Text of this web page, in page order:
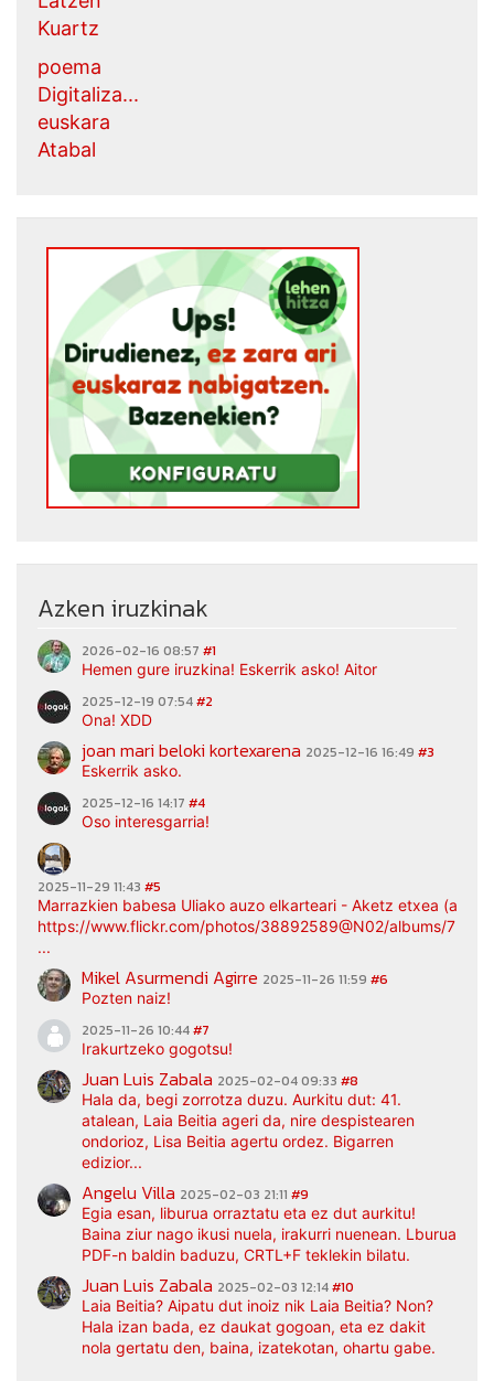
Kuartz
poema
Digitaliza...
euskara
Atabal
Azken iruzkinak
2026-02-16 08:57 #1
Hemen gure iruzkina! Eskerrik asko! Aitor
2025-12-19 07:54#2
Ona! XDD
joan mari beloki kortexarena 2025-12-16 16:49 #3
Eskerrik asko.
2025-12-16 14:17 #4
Oso interesgarria!
2025-11-29 11:43 #5
Marrazkien babesa Uliako auzo elkarteari - Aketz etxea
https://www.flickr.com/photos/38892589@N02/albums/
...
Mikel Asurmendi Agirre 2025-11-26 11:59 #6
Pozten naiz!
2025-11-26 10:44#7
Irakurtzeko gogotsu!
Juan Luis Zabala 2025-02-04 09:33 #8
Hala da, begi zorrotza duzu. Aurkitu dut: 41.
atalean, Laia Beitia ageri da, nire despistearen
ondorioz, Lisa Beitia agertu ordez. Bigarren
edizior...
Angelu Villa 2025-02-03 21:11 #9
Egia esan, liburua orraztatu eta ez dut aurkitu!
Baina ziur nago ikusi nuela, irakurri nuenean. Lburua
PDF-n baldin baduzu, CRTL+F teklekin bilatu.
Juan Luis Zabala 2025-02-03 12:14#10
Laia Beitia? Aipatu dut inoiz nik Laia Beitia? Non?
Hala izan bada, ez daukat gogoan, eta ez dakit
nola gertatu den, baina, izatekotan, ohartu gabe.